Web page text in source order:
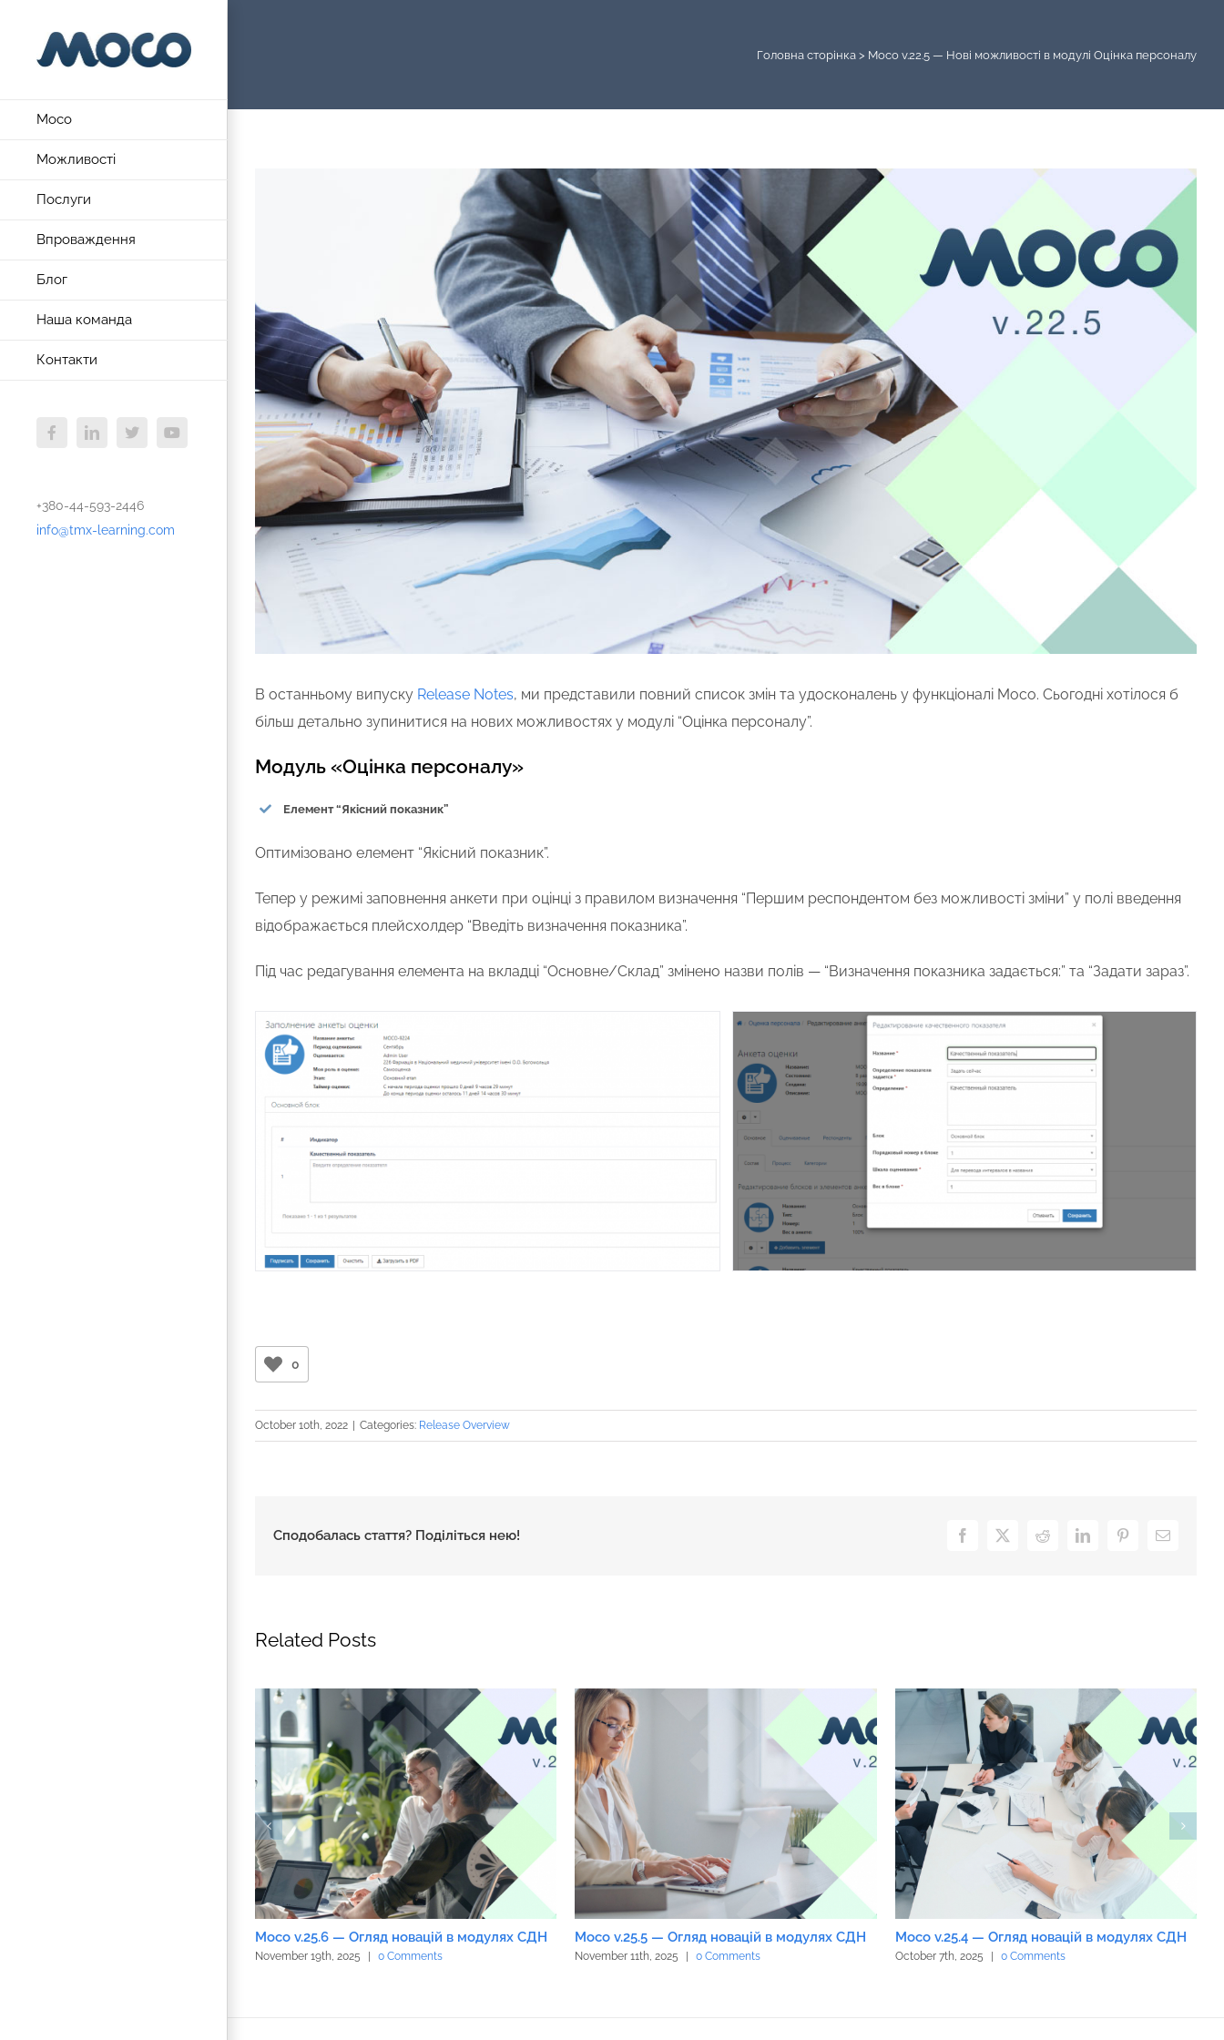
content
Moco
Можливості
Послуги
Впроваждення
Блог
Наша команда
Контакти
FacebookLinkedIn
X YouTube
+380-44-593-2446
info@tmx-learning.com
Головна сторінка > Moco v.22.5 — Нові можливості в модулі Оцінка персоналу
В останньому випуску Release Notes, ми представили повний список змін та удосконалень у функціоналі Moco. Сьогодні хотілося б
більш детально зупинитися на нових можливостях у модулі “Оцінка персоналу”.
Модуль «Оцінка персоналу»
Елемент “Якісний показник”
Оптимізовано елемент “Якісний показник”.
Тепер у режимі заповнення анкети при оцінці з правилом визначення “Першим респондентом без можливості зміни” у полі введення
відображається плейсхолдер “Введіть визначення показника”.
Під час редагування елемента на вкладці “Основне/Склад” змінено назви полів — “Визначення показника задається:” та “Задати зараз”.
0
October 10th, 2022 Categories: Release Overview
Сподобалась стаття? Поділіться нею! Facebook
X RedditLinkedInPinterestEmail
Related Posts
Moco v.25.6 — Огляд новацій в модулях СДН
November 19th, 2025 | 0 Comments
Moco v.25.5 — Огляд новацій в модулях СДН
November 11th, 2025 | 0 Comments
Moco v.25.4 — Огляд новацій в модулях СДН
October 7th, 2025 | 0 Comments